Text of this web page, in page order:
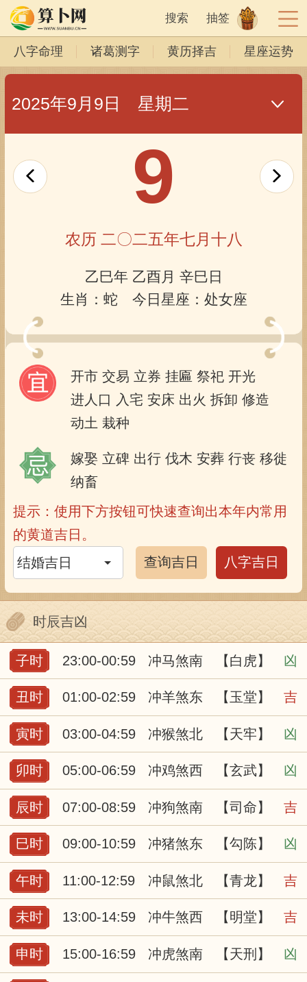
搜索 抽签
八字命理 诸葛测字 黄历择吉 星座运势
2025年9月9日 星期二
9
农历 二〇二五年七月十八
乙巳年 乙酉月 辛巳日
生肖：蛇 今日星座：处女座
开市 交易 立券 挂匾 祭祀 开光
进人口 入宅 安床 出火 拆卸 修造
动土 栽种
嫁娶 立碑 出行 伐木 安葬 行丧 移徙
纳畜
提示：使用下方按钮可快速查询出本年内常用
的黄道吉日。
查询吉日
八字吉日
时辰吉凶
子时 23:00-00:59 冲马煞南 【白虎】 凶
丑时 01:00-02:59 冲羊煞东 【玉堂】 吉
寅时 03:00-04:59 冲猴煞北 【天牢】 凶
卯时 05:00-06:59 冲鸡煞西 【玄武】 凶
辰时 07:00-08:59 冲狗煞南 【司命】 吉
巳时 09:00-10:59 冲猪煞东 【勾陈】 凶
午时 11:00-12:59 冲鼠煞北 【青龙】 吉
未时 13:00-14:59 冲牛煞西 【明堂】 吉
申时 15:00-16:59 冲虎煞南 【天刑】 凶